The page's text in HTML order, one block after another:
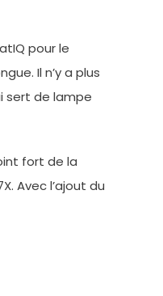
pour le
Il n’y a plus
sert de lampe
fort de la
Avec l’ajout du